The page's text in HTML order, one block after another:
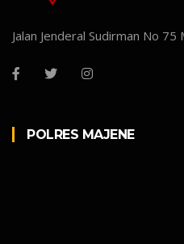
Jalan Jenderal Sudirman No
POLRES MAJENE